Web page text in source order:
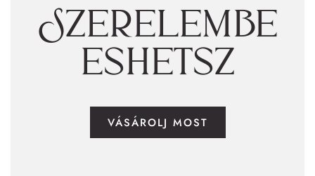
Szerelembe
eshetsz
VÁSÁROLJ MOST